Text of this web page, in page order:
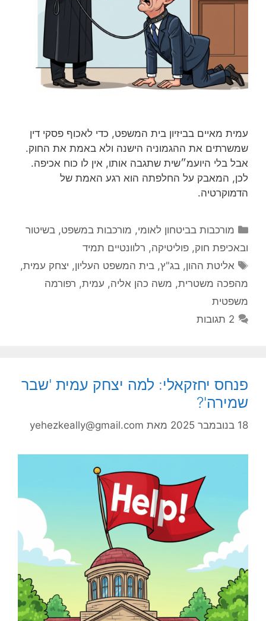
עמית מאיים בביזיון בית המשפט, כדי לאכוף פסקי דין
שמשרתים את ההגמוניה הישנה ולא באמת את החוק.
אבל בלי היועמ״שית שתגבה אותו, אין לו כוח אכיפה.
לכן, המאבק על החלפתה הוא רגע האמת של
הדמוקרטיה.
קטגוריות
מורכבות בביטחון לאומי, מורכבות במשפט, בשיטור
ובאכיפת חוק, פוליטיקה, רלוונטיים תמיד
תגיות
אליטת ההון,בג"ץ,בית המשפט העליון, יצחק עמית,
מהפכה משטרית, משה כהן אליה, עמית, רפורמה
משפטית
2 תגובות
פנחס יחזקאלי: למה יצחק עמית 'שבר
שמירה'?
18 בנובמבר 2025 מאת yehezkeally@gmail.com